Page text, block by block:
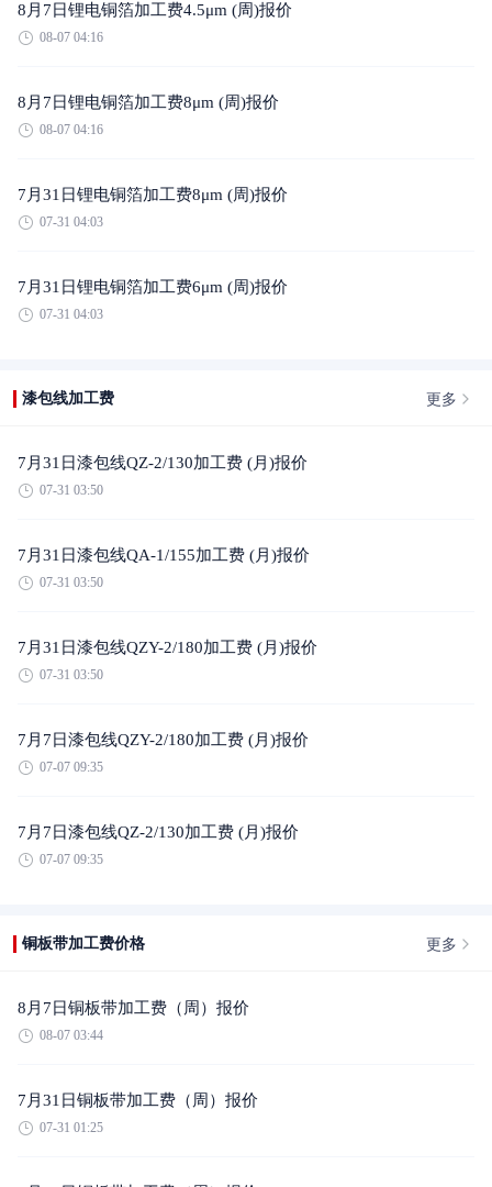
8月7日锂电铜箔加工费4.5μm (周)报价
08-07 04:16
8月7日锂电铜箔加工费8μm (周)报价
08-07 04:16
7月31日锂电铜箔加工费8μm (周)报价
07-31 04:03
7月31日锂电铜箔加工费6μm (周)报价
07-31 04:03
漆包线加工费 更多
7月31日漆包线QZ-2/130加工费 (月)报价
07-31 03:50
7月31日漆包线QA-1/155加工费 (月)报价
07-31 03:50
7月31日漆包线QZY-2/180加工费 (月)报价
07-31 03:50
7月7日漆包线QZY-2/180加工费 (月)报价
07-07 09:35
7月7日漆包线QZ-2/130加工费 (月)报价
07-07 09:35
铜板带加工费价格 更多
8月7日铜板带加工费（周）报价
08-07 03:44
7月31日铜板带加工费（周）报价
07-31 01:25